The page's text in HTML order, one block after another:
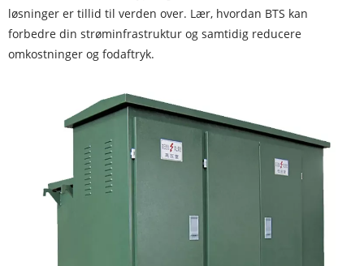
løsninger er tillid til verden over. Lær, hvordan BTS kan
forbedre din strøminfrastruktur og samtidig reducere
omkostninger og fodaftryk.